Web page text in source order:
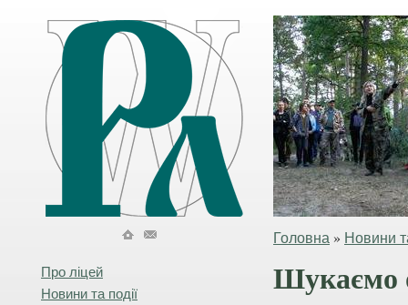
Головна » Новини
Про ліцей
Новини та події
Шукаємо